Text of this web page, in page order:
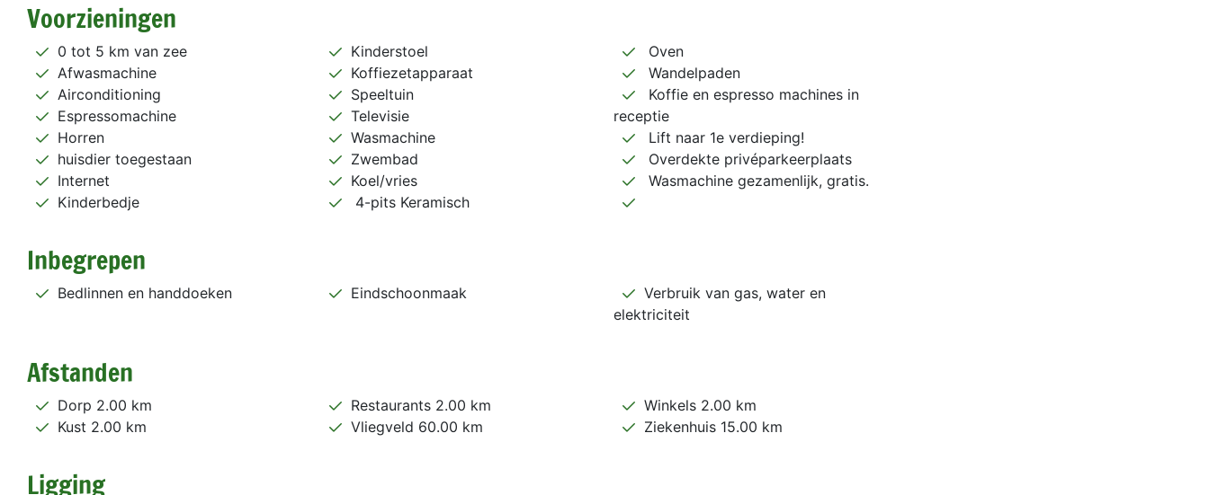
Voorzieningen
0 tot 5 km van zee
Afwasmachine
Airconditioning
Espressomachine
Horren
huisdier toegestaan
Internet
Kinderbedje
Kinderstoel
Koffiezetapparaat
Speeltuin
Televisie
Wasmachine
Zwembad
Koel/vries
4-pits Keramisch
Oven
Wandelpaden
Koffie en espresso machines in
receptie
Lift naar 1e verdieping!
Overdekte privéparkeerplaats
Wasmachine gezamenlijk, gratis.
Inbegrepen
Bedlinnen en handdoeken Eindschoonmaak
Verbruik van gas, water en
elektriciteit
Afstanden
Dorp 2.00 km
Kust 2.00 km
Restaurants 2.00 km
Vliegveld 60.00 km
Winkels 2.00 km
Ziekenhuis 15.00 km
Ligging